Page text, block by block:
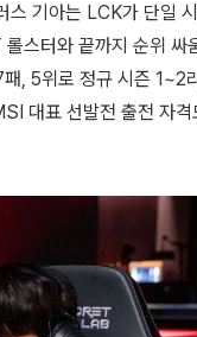
스 기아는 LCK가 단일
스터와 끝까지 순위 싸
, 5위로 정규 시즌 1~2
대표 선발전 출전 자격